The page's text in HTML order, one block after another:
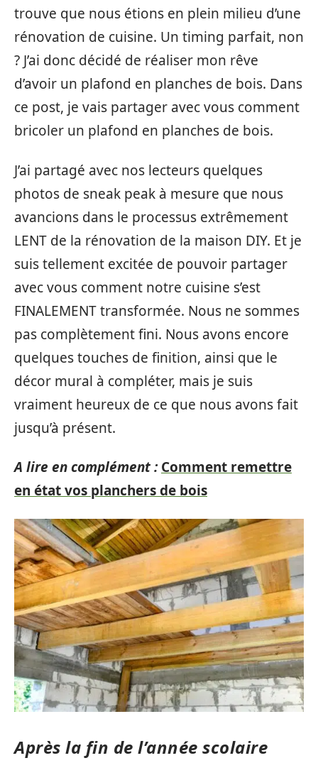
trouve que nous étions en plein milieu d’une
rénovation de cuisine. Un timing parfait, non
? J’ai donc décidé de réaliser mon rêve
d’avoir un plafond en planches de bois. Dans
ce post, je vais partager avec vous comment
bricoler un plafond en planches de bois.
J’ai partagé avec nos lecteurs quelques
photos de sneak peak à mesure que nous
avancions dans le processus extrêmement
LENT de la rénovation de la maison DIY. Et je
suis tellement excitée de pouvoir partager
avec vous comment notre cuisine s’est
FINALEMENT transformée. Nous ne sommes
pas complètement fini. Nous avons encore
quelques touches de finition, ainsi que le
décor mural à compléter, mais je suis
vraiment heureux de ce que nous avons fait
jusqu’à présent.
A lire en complément : Comment remettre
en état vos planchers de bois
Après la fin de l’année scolaire